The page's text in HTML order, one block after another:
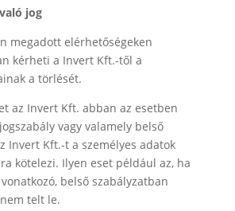
jog
megadott elérhetőségeken
kérheti a Invert Kft.-től a
a törlését.
az Invert Kft. abban az esetben
vagy valamely belső
Invert Kft.-t a személyes adatok
kötelezi. Ilyen eset például az, ha
belső szabályzatban
telt le.